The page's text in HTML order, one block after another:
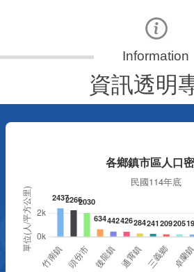
資訊透明